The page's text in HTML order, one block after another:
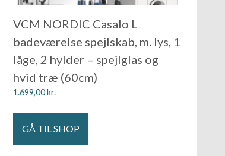
VCM NORDIC Casalo L
badeværelse spejlskab, m. lys, 1
låge, 2 hylder – spejlglas og
hvid træ (60cm)
1.699,00kr.
GÅ TIL SHOP